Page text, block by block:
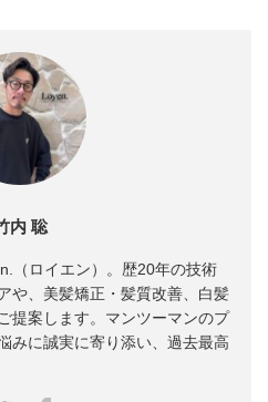
内 聡
（ロイエン）。歴20年の技術
や、美髪矯正・髪質改善、白髪
提案します。マンツーマンのプ
みに誠実に寄り添い、過去最高